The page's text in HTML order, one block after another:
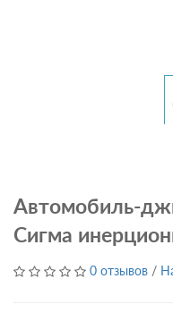
Автомобиль-
Сигма
0 отзывов /